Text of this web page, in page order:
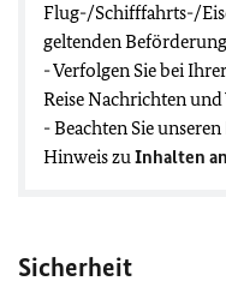
Flug-/Schifffahrts-/
geltenden
- Verfolgen Sie bei
Reise Nachrichten
- Beachten Sie unseren
Hinweis zuInhalten
Sicherheit